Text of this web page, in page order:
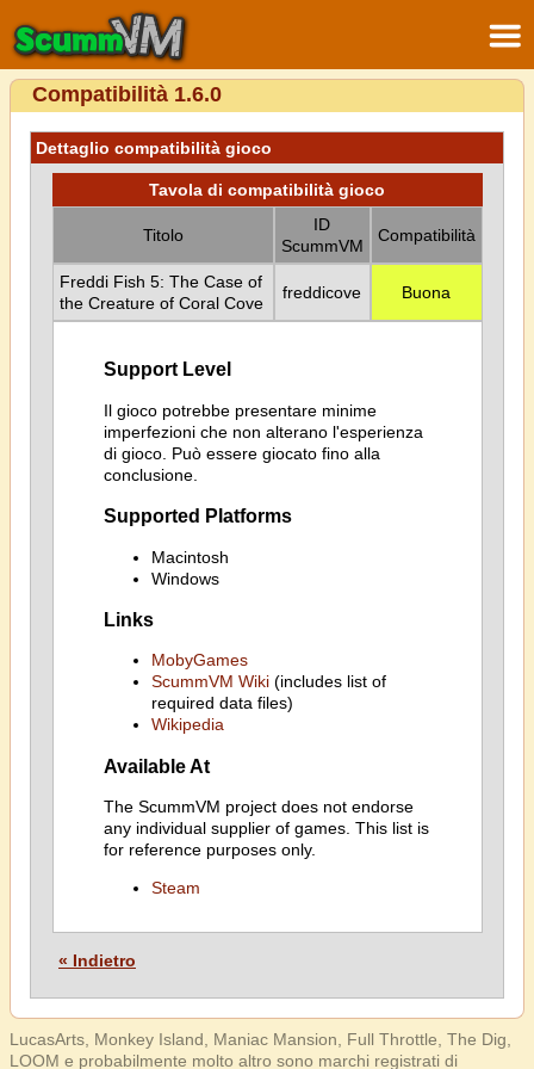
Compatibilità 1.6.0
Dettaglio compatibilità gioco
Tavola di compatibilità gioco
Titolo
ID
ScummVM
Compatibilità
Freddi Fish 5: The Case of
the Creature of Coral Cove
freddicove Buona
Support Level
Il gioco potrebbe presentare minime
imperfezioni che non alterano l'esperienza
di gioco. Può essere giocato fino alla
conclusione.
Supported Platforms
Macintosh
Windows
Links
MobyGames
ScummVM Wiki(includes list of
required data files)
Wikipedia
Available At
The ScummVM project does not endorse
any individual supplier of games. This list is
for reference purposes only.
Steam
« Indietro
LucasArts, Monkey Island, Maniac Mansion, Full Throttle, The Dig,
LOOM e probabilmente molto altro sono marchi registrati di